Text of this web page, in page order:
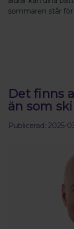
sommaren står för
Det finns
än som
Publicerad: 2025-